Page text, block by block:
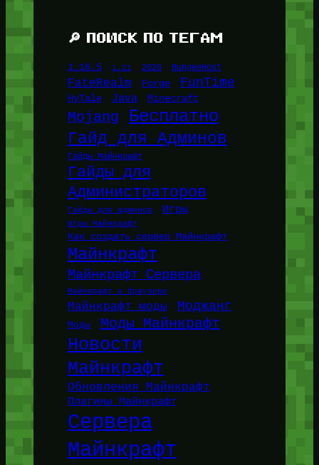
🔎 ПОИСК ПО ТЕГАМ
1.16.5 1.21 2026 BungeeHost
FateRealm Forge FunTime
HyTale Java Minecraft
Mojang Бесплатно
Гайд для Админов
Гайды Майнкрафт
Гайды для
Администраторов
Гайды для админов Игры
Игры Майнкрафт
Как создать сервер Майнкрафт
Майнкрафт
Майнкрафт Сервера
Майнкрафт в браузере
Майнкрафт моды Моджанг
Моды Моды Майнкрафт
Новости
Майнкрафт
Обновления Майнкрафт
Плагины Майнкрафт
Сервера
Майнкрафт